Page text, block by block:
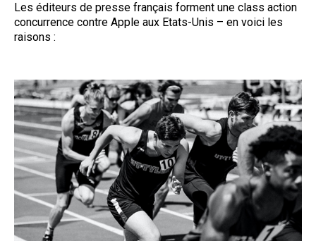
Les éditeurs de presse français forment une class action
concurrence contre Apple aux Etats-Unis – en voici les
raisons :